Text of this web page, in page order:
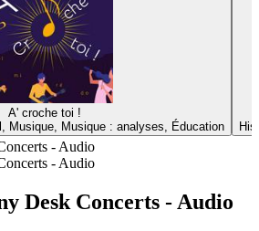
A' croche toi !
Musique, Musique : analyses, Éducation
- Audio
- Audio
Desk Concerts - Audio